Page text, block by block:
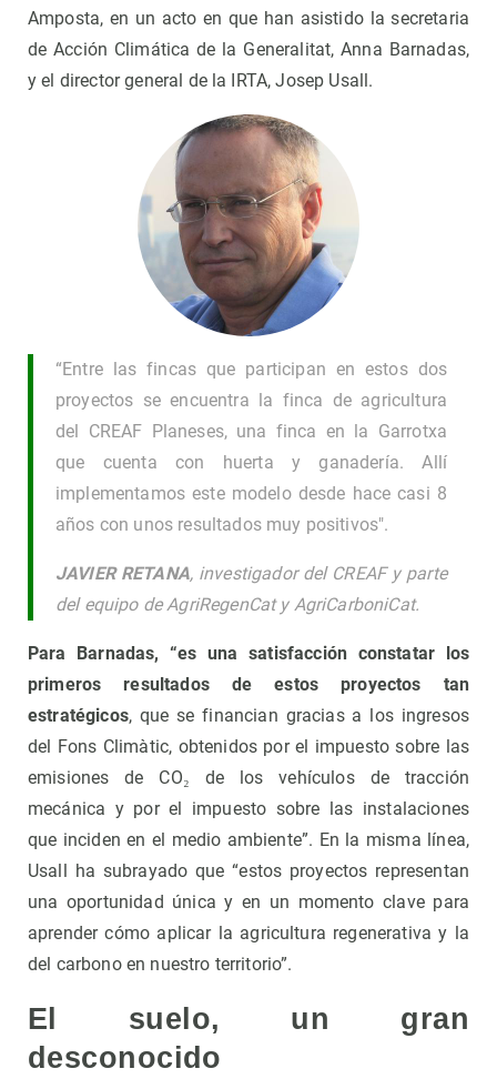
Amposta, en un acto en que han asistido la secretaria
de Acción Climática de la Generalitat, Anna Barnadas,
y el director general de la IRTA, Josep Usall.
“Entre las fincas que participan en estos dos
proyectos se encuentra la finca de agricultura
del CREAF Planeses, una finca en la Garrotxa
que cuenta con huerta y ganadería. Allí
implementamos este modelo desde hace casi 8
años con unos resultados muy positivos".
JAVIER RETANA, investigador del CREAF y parte
del equipo de AgriRegenCat y AgriCarboniCat.
Para Barnadas, “es una satisfacción constatar los
primeros resultados de estos proyectos tan
estratégicos, que se financian gracias a los ingresos
del Fons Climàtic, obtenidos por el impuesto sobre las
emisiones de CO₂ de los vehículos de tracción
mecánica y por el impuesto sobre las instalaciones
que inciden en el medio ambiente”. En la misma línea,
Usall ha subrayado que “estos proyectos representan
una oportunidad única y en un momento clave para
aprender cómo aplicar la agricultura regenerativa y la
del carbono en nuestro territorio”.
El suelo, un gran
desconocido